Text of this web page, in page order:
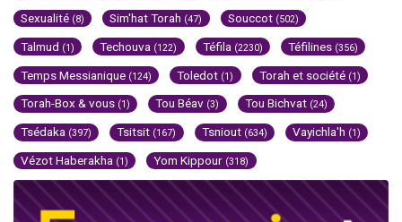
Sexualité (8) Sim'hat Torah (47) Souccot (502)
Talmud (1) Techouva (122) Téfila (2230) Téfilines (356)
Temps Messianique (124) Toledot (1) Torah et société (1)
Torah-Box & vous (1) Tou Béav (3) Tou Bichvat (24)
Tsédaka (397) Tsitsit (167) Tsniout (634) Vayichla'h (1)
Vézot Haberakha (1) Yom Kippour (318)